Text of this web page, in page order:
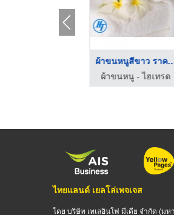
ผ้าขนหนูสีขา
ผ้าขนหนู - ไฮเทรด
ไทยแลนด์ เยลโล่เพจเจส
โดย บริษัท เทเลอินโฟ มีเดีย จำกัด (ม